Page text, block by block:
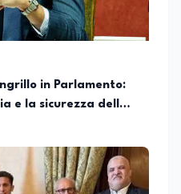
in Parlamento:
e la sicurezza delle